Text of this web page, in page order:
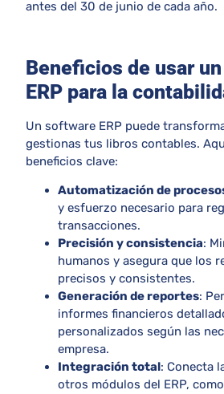
antes del 30 de junio de cada año.
Beneficios de usar
ERP para la
Un software ERP puede
gestionas tus libros contables.
beneficios clave:
Automatización de
y esfuerzo necesario para
transacciones.
Precisión y consistencia:
humanos y asegura que los
precisos y consistentes.
Generación de reportes:
informes financieros
personalizados según las
empresa.
Integración total: Conecta
otros módulos del ERP,